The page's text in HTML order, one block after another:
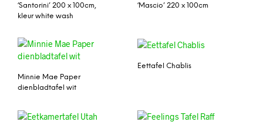
‘Santorini’ 200 x 100cm,
kleur white wash
‘Mascio’ 220 x 100cm
Minnie Mae Paper
dienbladtafel wit
Eettafel Chablis